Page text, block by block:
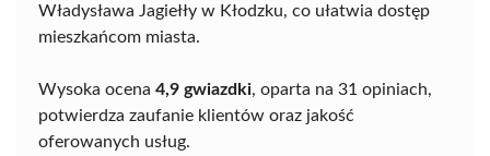
Władysława Jagiełły w Kłodzku, co ułatwia dostęp
mieszkańcom miasta.
Wysoka ocena 4,9 gwiazdki, oparta na 31 opiniach,
potwierdza zaufanie klientów oraz jakość
oferowanych usług.